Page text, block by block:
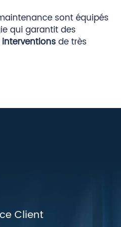
sont équipés
qui garantit des
interventionsde très
Client